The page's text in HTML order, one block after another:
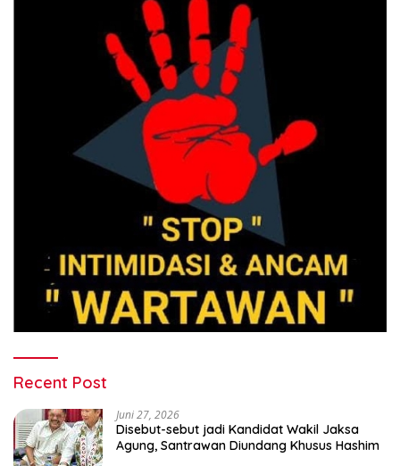
Recent Post
Juni 27, 2026
Disebut-sebut jadi Kandidat Wakil Jaksa
Agung, Santrawan Diundang Khusus Hashim